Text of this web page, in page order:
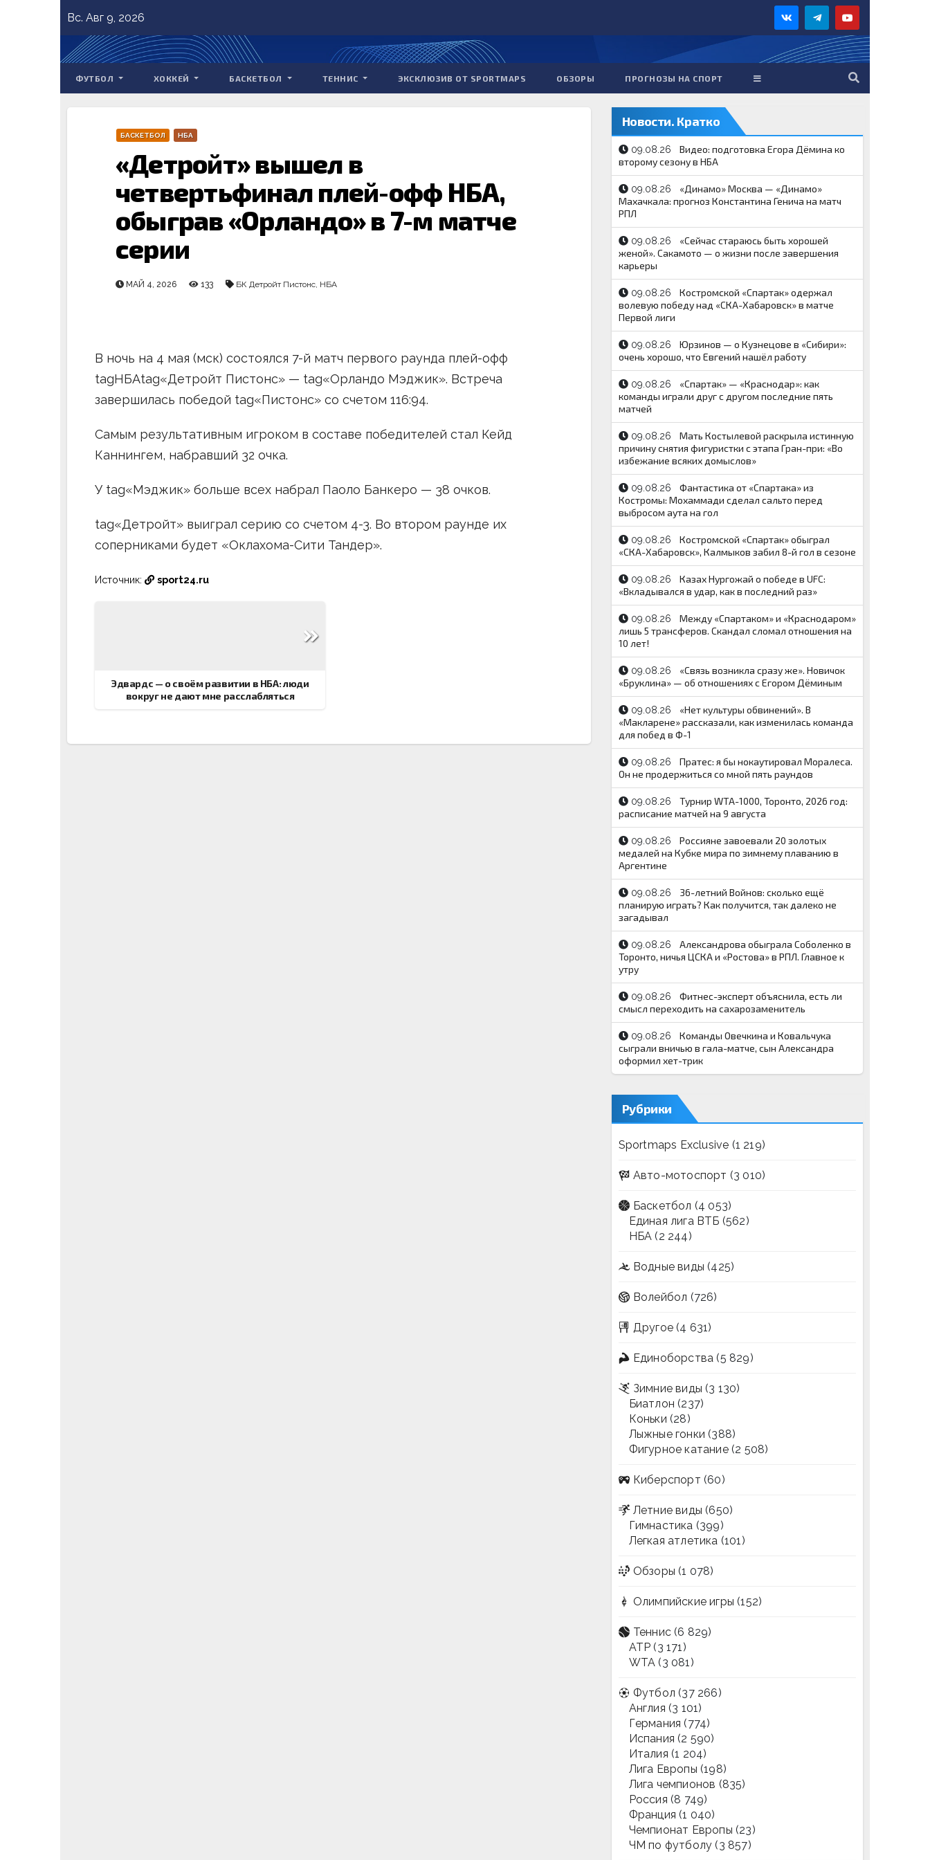
to
content
Вс. Авг 9, 2026
ФУТБОЛ ХОККЕЙ БАСКЕТБОЛ ТЕННИС ЭКСКЛЮЗИВ ОТ SPORTMAPS ОБЗОРЫ ПРОГНОЗЫ НА СПОРТ
БАСКЕТБОЛ НБА
«Детройт» вышел в
четвертьфинал плей-офф НБА,
обыграв «Орландо» в 7-м матче
серии
МАЙ 4, 2026 133 БК Детройт Пистонс, НБА
В ночь на 4 мая (мск) состоялся 7-й матч первого раунда плей-офф
tagНБАtag«Детройт Пистонс» — tag«Орландо Мэджик». Встреча
завершилась победой tag«Пистонс» со счетом 116:94.
Самым результативным игроком в составе победителей стал Кейд
Каннингем, набравший 32 очка.
У tag«Мэджик» больше всех набрал Паоло Банкеро — 38 очков.
tag«Детройт» выиграл серию со счетом 4-3. Во втором раунде их
соперниками будет «Оклахома-Сити Тандер».
Источник: sport24.ru
Эдвардс — о своём развитии в НБА: люди
вокруг не дают мне расслабляться
Новости. Кратко
09.08.26
Видео: подготовка Егора Дёмина ко
второму сезону в НБА
09.08.26
«Динамо» Москва — «Динамо»
Махачкала: прогноз Константина Генича на матч
РПЛ
09.08.26
«Сейчас стараюсь быть хорошей
женой». Сакамото — о жизни после завершения
карьеры
09.08.26
Костромской «Спартак» одержал
волевую победу над «СКА-Хабаровск» в матче
Первой лиги
09.08.26
Юрзинов — о Кузнецове в «Сибири»:
очень хорошо, что Евгений нашёл работу
09.08.26
«Спартак» — «Краснодар»: как
команды играли друг с другом последние пять
матчей
09.08.26
Мать Костылевой раскрыла истинную
причину снятия фигуристки с этапа Гран-при: «Во
избежание всяких домыслов»
09.08.26
Фантастика от «Спартака» из
Костромы: Мохаммади сделал сальто перед
выбросом аута на гол
09.08.26
Костромской «Спартак» обыграл
«СКА-Хабаровск», Калмыков забил 8-й гол в сезоне
09.08.26
Казах Нургожай о победе в UFC:
«Вкладывался в удар, как в последний раз»
09.08.26
Между «Спартаком» и «Краснодаром»
лишь 5 трансферов. Скандал сломал отношения на
10 лет!
09.08.26
«Связь возникла сразу же». Новичок
«Бруклина» — об отношениях с Егором Дёминым
09.08.26
«Нет культуры обвинений». В
«Макларене» рассказали, как изменилась команда
для побед в Ф-1
09.08.26
Пратес: я бы нокаутировал Моралеса.
Он не продержиться со мной пять раундов
09.08.26
Турнир WTA-1000, Торонто, 2026 год:
расписание матчей на 9 августа
09.08.26
Россияне завоевали 20 золотых
медалей на Кубке мира по зимнему плаванию в
Аргентине
09.08.26
36-летний Войнов: сколько ещё
планирую играть? Как получится, так далеко не
загадывал
09.08.26
Александрова обыграла Соболенко в
Торонто, ничья ЦСКА и «Ростова» в РПЛ. Главное к
утру
09.08.26
Фитнес-эксперт объяснила, есть ли
смысл переходить на сахарозаменитель
09.08.26
Команды Овечкина и Ковальчука
сыграли вничью в гала-матче, сын Александра
оформил хет-трик
Рубрики
Sportmaps Exclusive (1 219)
Авто-мотоспорт (3 010)
Баскетбол (4 053)
Единая лига ВТБ (562)
НБА (2 244)
Водные виды (425)
Волейбол (726)
Другое (4 631)
Единоборства (5 829)
Зимние виды (3 130)
Биатлон (237)
Коньки (28)
Лыжные гонки (388)
Фигурное катание(2 508)
Киберспорт (60)
Летние виды (650)
Гимнастика (399)
Легкая атлетика (101)
Обзоры (1 078)
Олимпийские игры (152)
Теннис (6 829)
ATP (3 171)
WTA (3 081)
Футбол (37 266)
Англия (3 101)
Германия (774)
Испания (2 590)
Италия (1 204)
Лига Европы (198)
Лига чемпионов (835)
Россия (8 749)
Франция (1 040)
Чемпионат Европы (23)
ЧМ по футболу (3 857)